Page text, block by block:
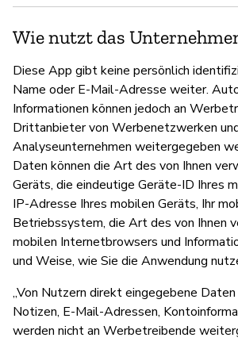
Wie nutzt das
Diese App gibt keine persönlich
Name oder E-Mail-Adresse weiter.
Informationen können jedoch an
Drittanbieter von Werbenetzwerken
Analyseunternehmen weitergegeben
Daten können die Art des von Ihnen
Geräts, die eindeutige Geräte-ID Ihres
IP-Adresse Ihres mobilen Geräts, Ihr
Betriebssystem, die Art des von Ihnen
mobilen Internetbrowsers und
und Weise, wie Sie die Anwendung
„Von Nutzern direkt eingegebene Daten
Notizen, E-Mail-Adressen,
werden nicht an Werbetreibende